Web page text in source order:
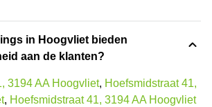
in Hoogvliet bieden
aan de klanten?
3194 AA Hoogvliet, Hoefsmidstraat 41,
, Hoefsmidstraat 41, 3194 AA Hoogvliet